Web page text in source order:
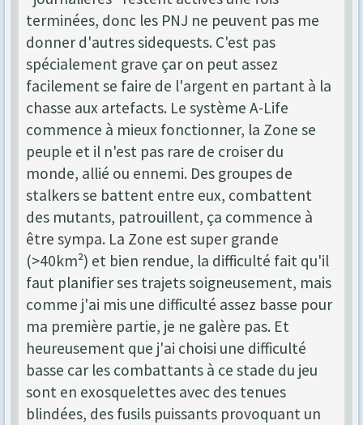
terminées, donc les PNJ ne peuvent pas me
donner d'autres sidequests. C'est pas
spécialement grave çar on peut assez
facilement se faire de l'argent en partant à la
chasse aux artefacts. Le système A-Life
commence à mieux fonctionner, la Zone se
peuple et il n'est pas rare de croiser du
monde, allié ou ennemi. Des groupes de
stalkers se battent entre eux, combattent
des mutants, patrouillent, ça commence à
être sympa. La Zone est super grande
(>40km²) et bien rendue, la difficulté fait qu'il
faut planifier ses trajets soigneusement, mais
comme j'ai mis une difficulté assez basse pour
ma première partie, je ne galère pas. Et
heureusement que j'ai choisi une difficulté
basse car les combattants à ce stade du jeu
sont en exosquelettes avec des tenues
blindées, des fusils puissants provoquant un